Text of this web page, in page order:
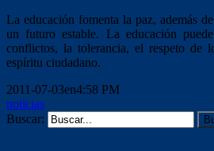
La educación fomenta la paz, además
un futuro estable. La educación
conflictos, la tolerancia, el respeto de
espíritu ciudadano.
2011-07-03en4:58 PM
noticias
Buscar: